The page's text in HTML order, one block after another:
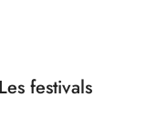
festivals